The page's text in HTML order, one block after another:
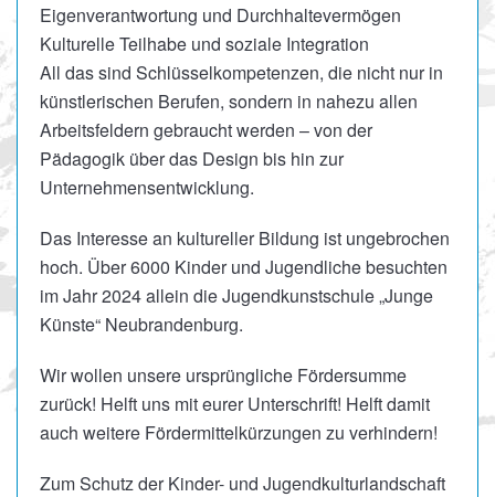
Eigenverantwortung und Durchhaltevermögen
Kulturelle Teilhabe und soziale Integration
All das sind Schlüsselkompetenzen, die nicht nur in
künstlerischen Berufen, sondern in nahezu allen
Arbeitsfeldern gebraucht werden – von der
Pädagogik über das Design bis hin zur
Unternehmensentwicklung.
Das Interesse an kultureller Bildung ist ungebrochen
hoch. Über 6000 Kinder und Jugendliche besuchten
im Jahr 2024 allein die Jugendkunstschule „Junge
Künste“ Neubrandenburg.
Wir wollen unsere ursprüngliche Fördersumme
zurück! Helft uns mit eurer Unterschrift! Helft damit
auch weitere Fördermittelkürzungen zu verhindern!
Zum Schutz der Kinder- und Jugendkulturlandschaft